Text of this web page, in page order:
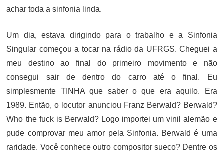
achar toda a sinfonia linda.
Um dia, estava dirigindo para o trabalho e a Sinfonia
Singular começou a tocar na rádio da UFRGS. Cheguei a
meu destino ao final do primeiro movimento e não
consegui sair de dentro do carro até o final. Eu
simplesmente TINHA que saber o que era aquilo. Era
1989. Então, o locutor anunciou Franz Berwald? Berwald?
Who the fuck is Berwald? Logo importei um vinil alemão e
pude comprovar meu amor pela Sinfonia. Berwald é uma
raridade. Você conhece outro compositor sueco? Dentre os